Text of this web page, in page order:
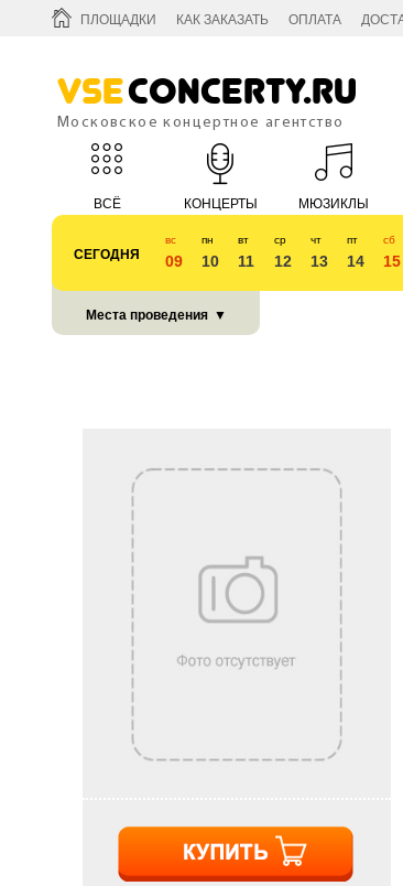
ПЛОЩАДКИ КАК ЗАКАЗАТЬ ОПЛАТА
VseConcerty.ru
Московское концертное агентство
ВСЁ КОНЦЕРТЫ МЮЗИКЛЫ
СЕГОДНЯ
вс
09
пн
10
вт
11
ср
12
чт
13
пт
14
сб
15
Места проведения ▼